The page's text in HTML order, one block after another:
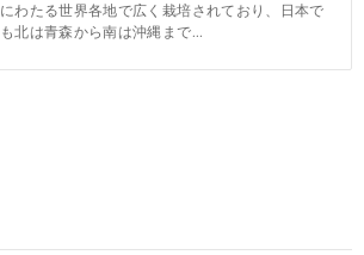
にわたる世界各地で広く栽培されており、日本で
も北は青森から南は沖縄まで...